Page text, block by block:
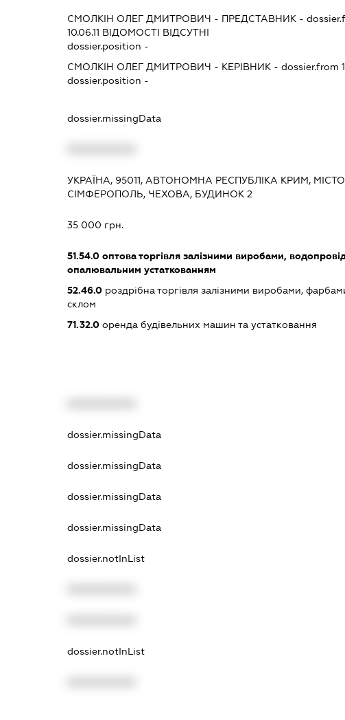
СМОЛКІН ОЛЕГ ДМИТРОВИЧ - ПРЕДСТАВНИК -
10.06.11 ВІДОМОСТІ ВІДСУТНІ
dossier.position -
СМОЛКІН ОЛЕГ ДМИТРОВИЧ - КЕРІВНИК - dossier.from
dossier.position -
dossier.missingData
УКРАЇНА, 95011, АВТОНОМНА РЕСПУБЛІКА КРИМ, МІСТО
СІМФЕРОПОЛЬ, ЧЕХОВА, БУДИНОК 2
35 000 грн.
51.54.0оптова торгівля залізними виробами,
опалювальним устаткованням
52.46.0роздрібна торгівля залізними виробами,
склом
71.32.0оренда будівельних машин та устатковання
dossier.missingData
dossier.missingData
dossier.missingData
dossier.missingData
dossier.notInList
dossier.notInList